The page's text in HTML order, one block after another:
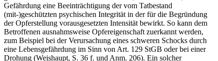
Gefährdung eine Beeinträchtigung der vom Tatbestand
(mit-)geschützten psychischen Integrität in der für die Begründung
der Opferstellung vorausgesetzten Intensität bewirkt. So kann dem
Betroffenen ausnahmsweise Opfereigenschaft zuerkannt werden,
zum Beispiel bei der Verursachung eines schweren Schocks durch
eine Lebensgefährdung im Sinn von Art. 129 StGB oder bei einer
Drohung (Weishaupt, S. 36 f. und Anm. 206). Ein solcher